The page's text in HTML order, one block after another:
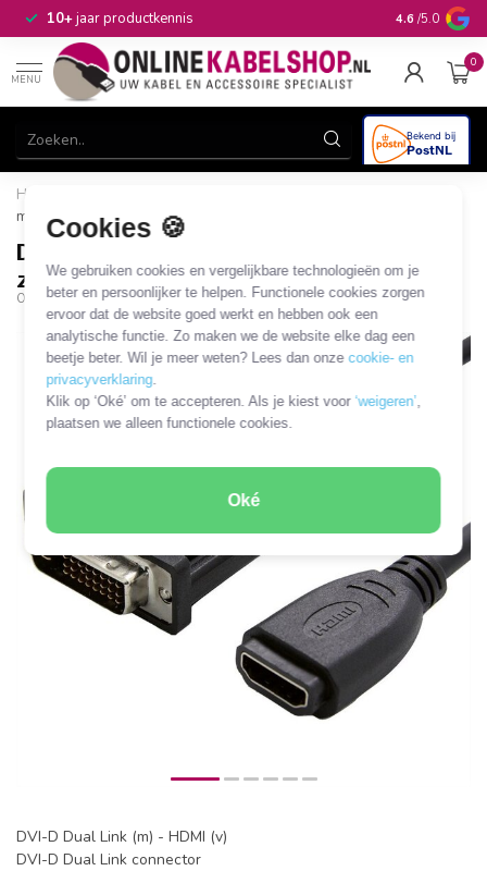
Cookies 🍪
We gebruiken cookies en vergelijkbare technologieën om je
beter en persoonlijker te helpen. Functionele cookies zorgen
ervoor dat de website goed werkt en hebben ook een
analytische functie. Zo maken we de website elke dag een
beetje beter. Wil je meer weten? Lees dan onzecookie- en
privacyverklaring.
Klik op ‘Oké’ om te accepteren. Als je kiest voor ‘weigeren’,
plaatsen we alleen functionele cookies.
Oké
10+jaar productkennis 4.6 /5.0
MENU
0
Home
meter
DVI-D Dual Link (m) - HDMI (v) adapter /
zwart - 0,15 meter
OKS-56170
DVI-D Dual Link (m) - HDMI (v)
DVI-D Dual Link connector